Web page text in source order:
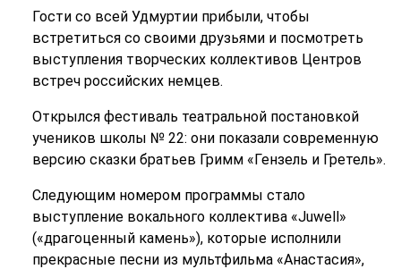
Гости со всей Удмуртии прибыли, чтобы
встретиться со своими друзьями и посмотреть
выступления творческих коллективов Центров
встреч российских немцев.
Открылся фестиваль театральной постановкой
учеников школы № 22: они показали современную
версию сказки братьев Гримм «Гензель и Гретель».
Следующим номером программы стало
выступление вокального коллектива «Juwell»
(«драгоценный камень»), которые исполнили
прекрасные песни из мультфильма «Анастасия»,